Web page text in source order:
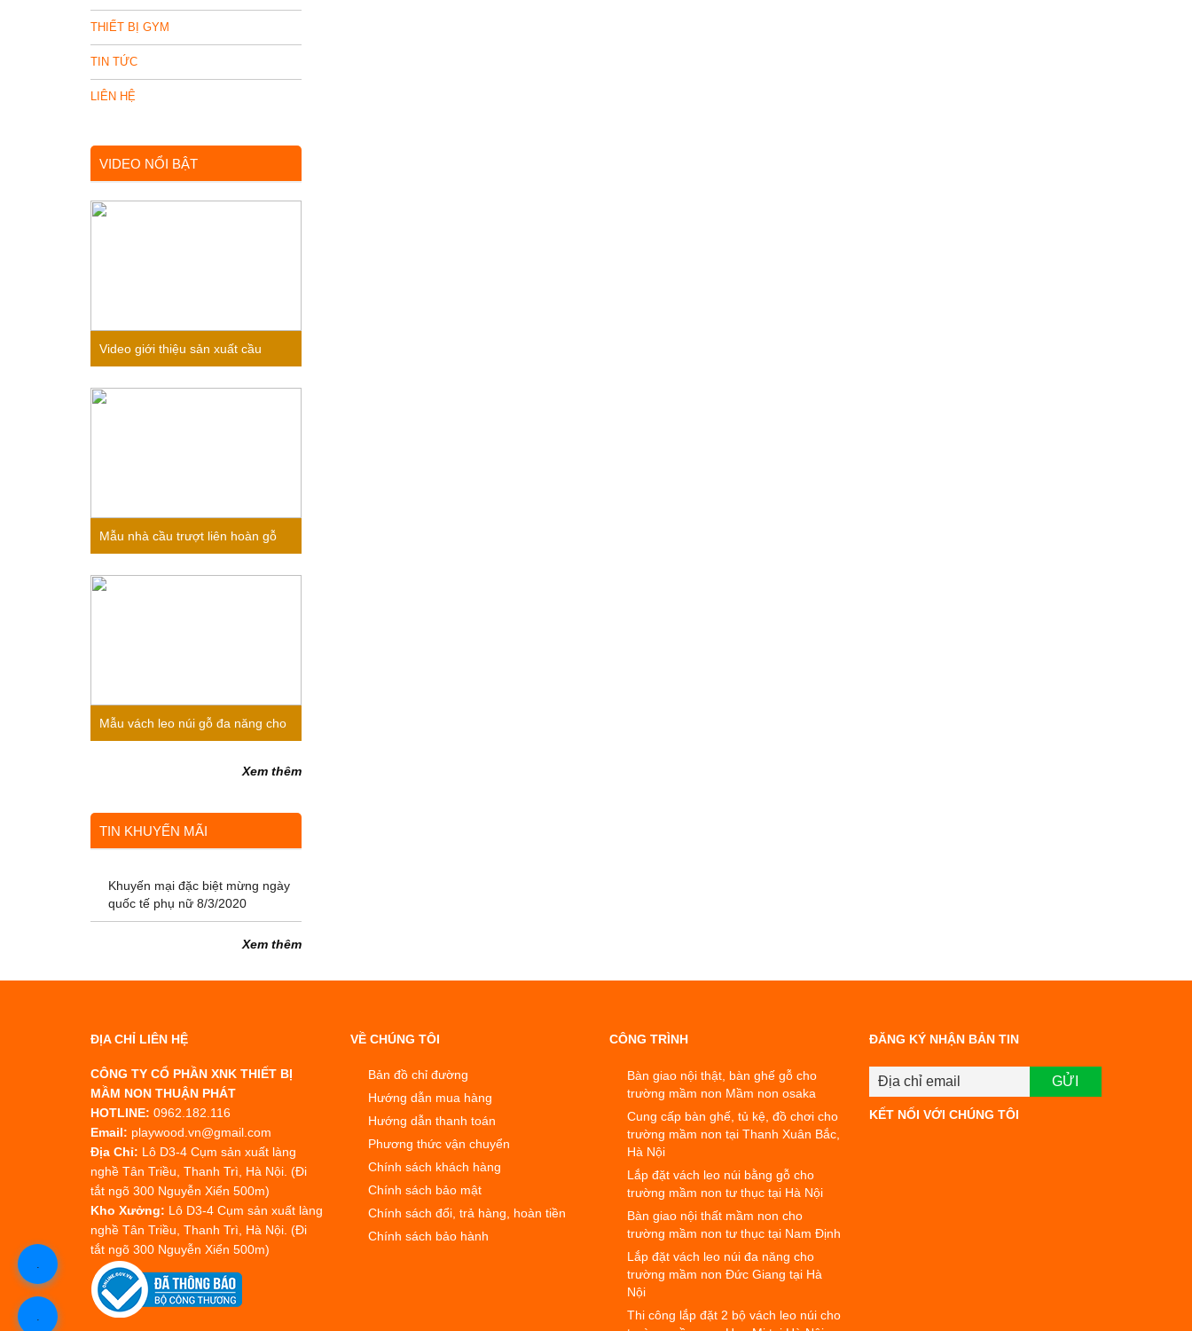
THIẾT BỊ GYM
TIN TỨC
LIÊN HỆ
VIDEO NỔI BẬT
Video giới thiệu sản xuất cầu
Mẫu nhà cầu trượt liên hoàn gỗ
Mẫu vách leo núi gỗ đa năng cho
Xem thêm
TIN KHUYẾN MÃI
Khuyến mại đặc biệt mừng ngày
quốc tế phụ nữ 8/3/2020
Xem thêm
ĐỊA CHỈ LIÊN HỆ
CÔNG TY CỔ PHẦN XNK THIẾT BỊ
MẦM NON THUẬN PHÁT
HOTLINE: 0962.182.116
Email: playwood.vn@gmail.com
Địa Chỉ: Lô D3-4 Cụm sản xuất làng
nghề Tân Triều, Thanh Trì, Hà Nội. (Đi
tắt ngõ 300 Nguyễn Xiển 500m)
Kho Xưởng: Lô D3-4 Cụm sản xuất làng
nghề Tân Triều, Thanh Trì, Hà Nội. (Đi
tắt ngõ 300 Nguyễn Xiển 500m)
VỀ CHÚNG TÔI
Bản đồ chỉ đường
Hướng dẫn mua hàng
Hướng dẫn thanh toán
Phương thức vận chuyển
Chính sách khách hàng
Chính sách bảo mật
Chính sách đổi, trả hàng, hoàn tiền
Chính sách bảo hành
CÔNG TRÌNH
Bàn giao nội thật, bàn ghế gỗ cho
trường mầm non Mầm non osaka
Cung cấp bàn ghế, tủ kệ, đồ chơi cho
trường mầm non tại Thanh Xuân Bắc,
Hà Nội
Lắp đặt vách leo núi bằng gỗ cho
trường mầm non tư thục tại Hà Nội
Bàn giao nội thất mầm non cho
trường mầm non tư thục tại Nam Định
Lắp đặt vách leo núi đa năng cho
trường mầm non Đức Giang tại Hà
Nội
Thi công lắp đặt 2 bộ vách leo núi cho
ĐĂNG KÝ NHẬN BẢN TIN
KẾT NỐI VỚI CHÚNG TÔI
.
.